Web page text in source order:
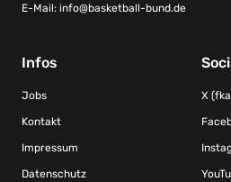
E-Mail: info@basketball-bund.de
Infos
Jobs
Kontakt
Impressum
Datenschutz
X